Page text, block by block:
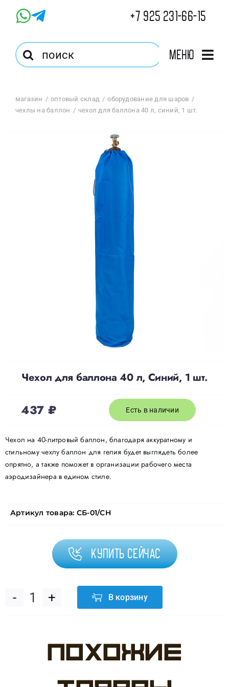
+7 925 231-66-15
Результат
поиска:
Меню
Оптовый Магазин
магазин оптовый склад
оборудование для шаров
чехлы на баллон
чехол для баллона 40 л, синий, 1 шт.
Чехол для баллона 40 л, Синий, 1 шт.
437 ₽ Есть в наличии
Чехол на 40-литровый баллон, благодаря аккуратному и
стильному чехлу баллон для гелия будет выглядеть более
опрятно, а также поможет в организации рабочего места
аэродизайнера в едином стиле.
Артикул товара: СБ-01/СН
Купить сейчас
Количество
Чехол
В корзину
Похожие